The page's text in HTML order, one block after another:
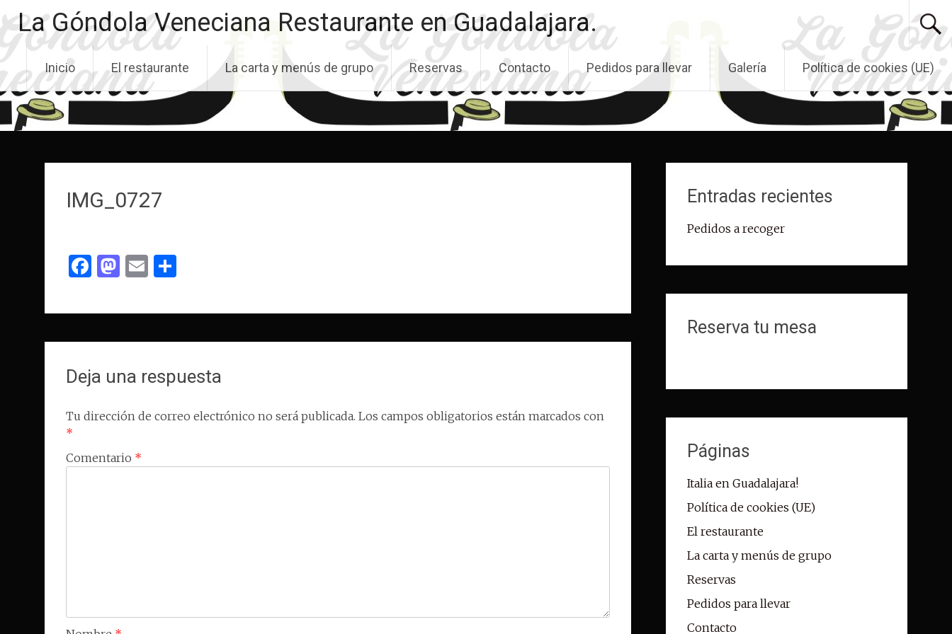
al
contenido
La Góndola Veneciana Restaurante en Guadalajara.
Inicio El restaurante La carta y menús de grupo Reservas Contacto Pedidos para llevar Galería Política de cookies (UE)
IMG_0727
Facebook
Mastodon
Email
Deja una respuesta
Tu dirección de correo electrónico no será publicada. Los campos obligatorios están marcados con
*
Comentario *
Entradas recientes
Pedidos a recoger
Reserva tu mesa
Páginas
Italia en Guadalajara!
Política de cookies (UE)
El restaurante
La carta y menús de grupo
Reservas
Pedidos para llevar
Contacto